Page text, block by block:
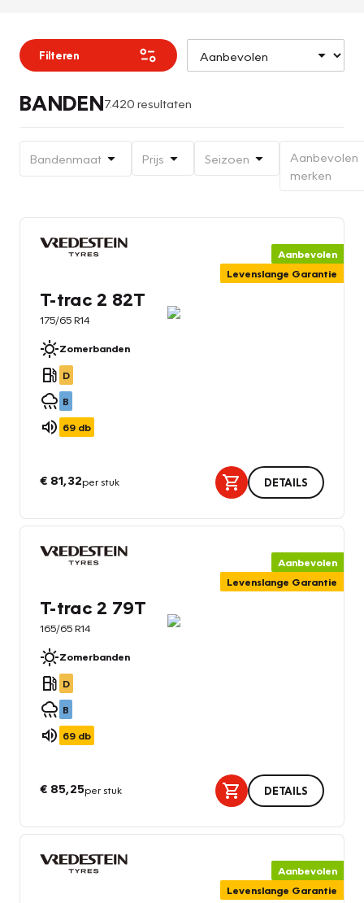
Filteren
BANDEN7.420 resultaten
Bandenmaat Prijs Seizoen
Aanbevolen
merken
Aanbevolen
Levenslange Garantie
T-trac 2 82T
175/65 R14
Zomerbanden
D
B
69 db
€ 81,32per stuk DETAILS
Aanbevolen
Levenslange Garantie
T-trac 2 79T
165/65 R14
Zomerbanden
D
B
69 db
€ 85,25per stuk DETAILS
Aanbevolen
Levenslange Garantie